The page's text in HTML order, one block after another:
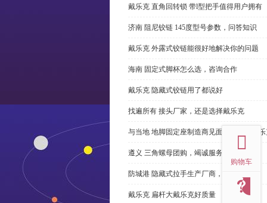
戴乐克 直角回转锁 带l型把手值得用户拥有
济南 阻尼铰链 145度型号参数，问答知识
戴乐克 外露式铰链能很好地解决你的问题
海南 固定式脚杯怎么选，咨询合作
戴乐克 隐藏式铰链用了都说好
找遍所有 接头厂家，还是选择戴乐克
与当地 地脚固定座制造商见面很容易。戴
遵义 三角螺母团购，竭诚服务
防城港 隐藏式拉手生产厂商，尊重客户
戴乐克 扁杆大戴乐克好质量
top
购物车